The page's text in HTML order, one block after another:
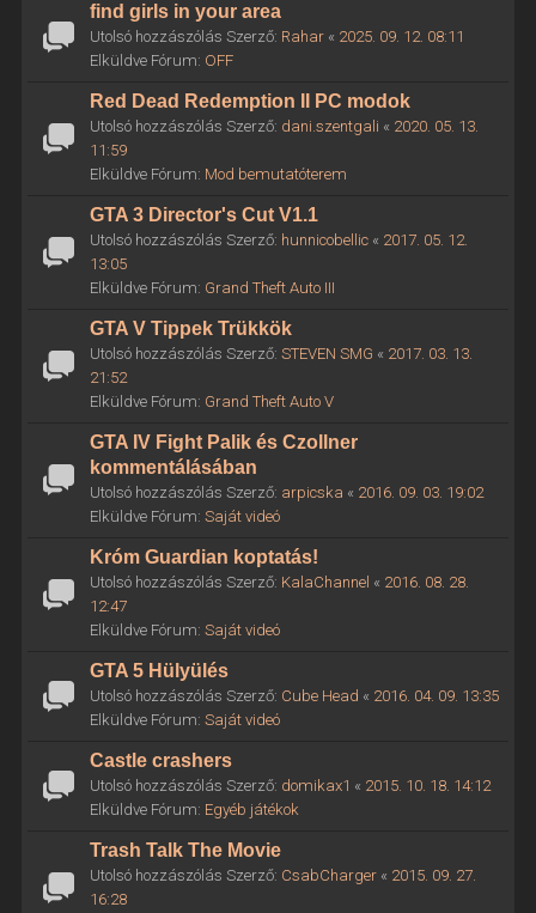
find girls in your area
Utolsó hozzászólás Szerző: Rahar« 2025. 09. 12. 08:11
Elküldve Fórum: OFF
Red Dead Redemption II PC modok
Utolsó hozzászólás Szerző: dani.szentgali « 2020. 05. 13.
11:59
Elküldve Fórum: Mod bemutatóterem
GTA 3 Director's Cut V1.1
Utolsó hozzászólás Szerző: hunnicobellic« 2017. 05. 12.
13:05
Elküldve Fórum: Grand Theft Auto III
GTA V Tippek Trükkök
Utolsó hozzászólás Szerző: STEVEN SMG « 2017. 03. 13.
21:52
Elküldve Fórum: Grand Theft Auto V
GTA IV Fight Palik és Czollner
kommentálásában
Utolsó hozzászólás Szerző: arpicska « 2016. 09. 03. 19:02
Elküldve Fórum: Saját videó
Króm Guardian koptatás!
Utolsó hozzászólás Szerző: KalaChannel « 2016. 08. 28.
12:47
Elküldve Fórum: Saját videó
GTA 5 Hülyülés
Utolsó hozzászólás Szerző: Cube Head « 2016. 04. 09. 13:35
Elküldve Fórum: Saját videó
Castle crashers
Utolsó hozzászólás Szerző: domikax1 « 2015. 10. 18. 14:12
Elküldve Fórum: Egyéb játékok
Trash Talk The Movie
Utolsó hozzászólás Szerző: CsabCharger« 2015. 09. 27.
16:28